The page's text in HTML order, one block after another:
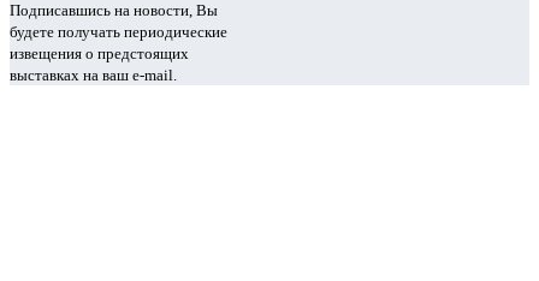
Подписавшись на новости, Вы
будете получать периодические
извещения о предстоящих
выставках на ваш e-mail.